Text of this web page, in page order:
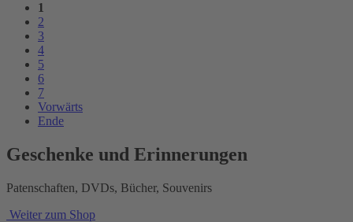
1
2
3
4
5
6
7
Vorwärts
Ende
Geschenke und Erinnerungen
Patenschaften, DVDs, Bücher, Souvenirs
Weiter zum Shop